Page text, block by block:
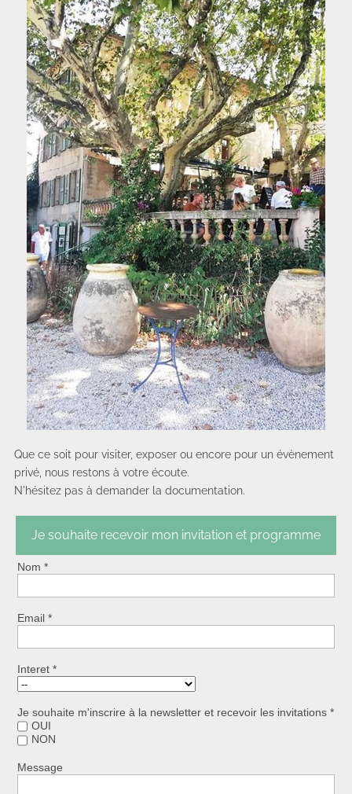
Que ce soit pour visiter, exposer ou encore pour un évènement
privé, nous restons à votre écoute.
N'hésitez pas à demander la documentation.
Je souhaite recevoir mon invitation et programme
Nom *
Email *
Interet *
Je souhaite m'inscrire à la newsletter et recevoir les invitations *
OUI
NON
Message